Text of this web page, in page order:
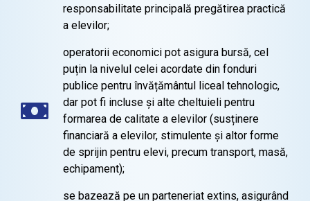
responsabilitate principală pregătirea practică
a elevilor;
operatorii economici pot asigura bursă, cel
puțin la nivelul celei acordate din fonduri
publice pentru învățământul liceal tehnologic,
dar pot fi incluse și alte cheltuieli pentru
formarea de calitate a elevilor (susținere
financiară a elevilor, stimulente și altor forme
de sprijin pentru elevi, precum transport, masă,
echipament);
se bazează pe un parteneriat extins, asigurând